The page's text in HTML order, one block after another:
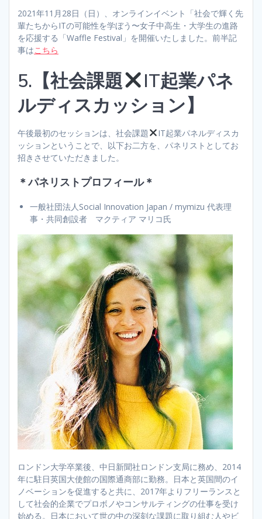
2021年11月28日（日）、オンラインイベント「社会で輝く先
輩たちからITの可能性を学ぼう〜女子中高生・大学生の進路
を応援する「Waffle Festival」を開催いたしました。前半記
事はこちら
5.【社会課題
IT起業パネ
ルディスカッション】
午後最初のセッションは、社会課題
IT起業パネルディスカ
ッションということで、以下お二方を、パネリストとしてお
招きさせていただきました。
＊パネリストプロフィール＊
一般社団法人Social Innovation Japan / mymizu 代表理
事・共同創設者 マクティア マリコ氏
ロンドン大学卒業後、中日新聞社ロンドン支局に務め、2014
年に駐日英国大使館の国際通商部に勤務。日本と英国間のイ
ノベーションを促進すると共に、2017年よりフリーランスと
して社会的企業でプロボノやコンサルティングの仕事を受け
始める。日本において世の中の深刻な課題に取り組む人やビ